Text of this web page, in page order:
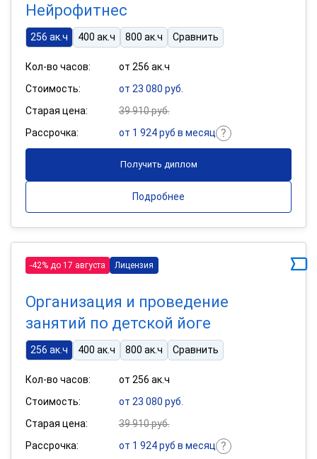
Нейрофитнес
256 ак.ч 400 ак.ч 800 ак.ч Сравнить
Кол-во часов:
от 256 ак.ч
Стоимость:
от 23 080 руб.
Старая цена:
39 910 руб.
Рассрочка:
от 1 924 руб в месяц
Получить диплом
Подробнее
-42% до 17 августа Лицензия
Организация и проведение
занятий по детской йоге
256 ак.ч 400 ак.ч 800 ак.ч Сравнить
Кол-во часов:
от 256 ак.ч
Стоимость:
от 23 080 руб.
Старая цена:
39 910 руб.
Рассрочка:
от 1 924 руб в месяц